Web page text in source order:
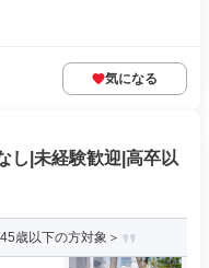
気になる
し|未経験歓迎|高卒以
歳以下の方対象＞